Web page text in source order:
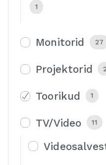
1
Monitorid 27
Projektorid 2
Toorikud 1
TV/Video 11